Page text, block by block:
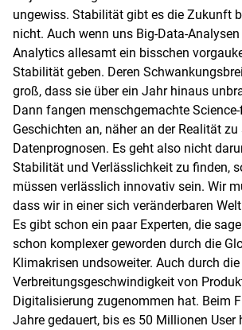
ungewiss. Stabilität gibt es die Zukunft
nicht. Auch wenn uns Big-Data-
Analytics allesamt ein bisschen
Stabilität geben. Deren
groß, dass sie über ein Jahr hinaus
Dann fangen menschgemachte
Geschichten an, näher an der Realität
Datenprognosen. Es geht also nicht
Stabilität und Verlässlichkeit zu finden,
müssen verlässlich innovativ sein. Wir
dass wir in einer sich veränderbaren
Es gibt schon ein paar Experten, die
schon komplexer geworden durch die
Klimakrisen undsoweiter. Auch durch die
Verbreitungsgeschwindigkeit von
Digitalisierung zugenommen hat. Beim
Jahre gedauert, bis es 50 Millionen User